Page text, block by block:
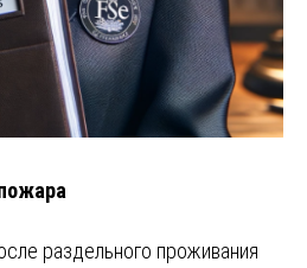
раздельного проживания